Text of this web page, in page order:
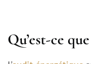
Qu’est-ce